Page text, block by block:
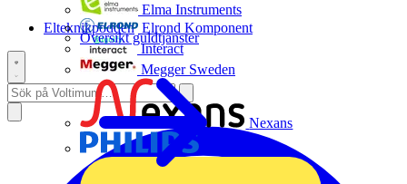
Elma Instruments
Elrond Komponent
Interact
Megger Sweden
Nexans
Översikt guldtjänster
Elteknikpodden